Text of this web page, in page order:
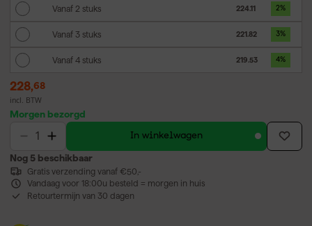
Vanaf 2 stuks 224.11 2%
Vanaf 3 stuks 221.82 3%
Vanaf 4 stuks 219.53 4%
228,68
incl. BTW
Morgen bezorgd
In winkelwagen
Nog 5 beschikbaar
Gratis verzending vanaf €50,-
Vandaag voor 18:00u besteld = morgen in huis
Retourtermijn van 30 dagen